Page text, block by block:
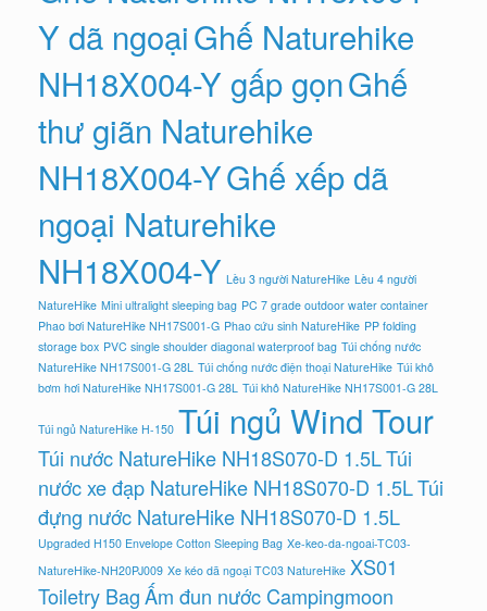
Y dã ngoạiGhế Naturehike
NH18X004-Y gấp gọnGhế
thư giãn Naturehike
NH18X004-YGhế xếp dã
ngoại Naturehike
NH18X004-Y Lều 3 người NatureHike Lều 4 người
NatureHike Mini ultralight sleeping bag PC 7 grade outdoor water container
Phao bơi NatureHike NH17S001-G Phao cứu sinh NatureHike PP folding
storage box PVC single shoulder diagonal waterproof bag Túi chống nước
NatureHike NH17S001-G 28L Túi chống nước điện thoại NatureHike Túi khô
bơm hơi NatureHike NH17S001-G 28L Túi khô NatureHike NH17S001-G 28L
Túi ngủ NatureHike H-150 Túi ngủ Wind Tour
Túi nước NatureHike NH18S070-D 1.5LTúi
nước xe đạp NatureHike NH18S070-D 1.5LTúi
đựng nước NatureHike NH18S070-D 1.5L
Upgraded H150 Envelope Cotton Sleeping Bag Xe-keo-da-ngoai-TC03-
NatureHike-NH20PJ009 Xe kéo dã ngoại TC03 NatureHike XS01
Toiletry BagẤm đun nước Campingmoon